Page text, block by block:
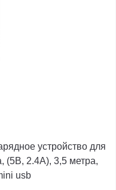
устройство для
(5В, 2.4А), 3,5 метра,
usb